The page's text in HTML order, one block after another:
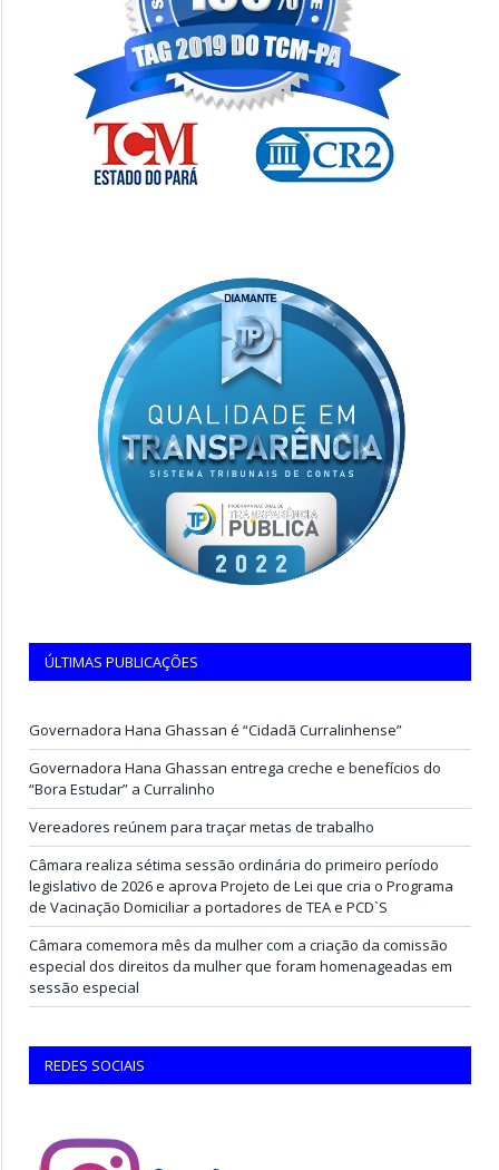
ÚLTIMAS PUBLICAÇÕES
Governadora Hana Ghassan é “Cidadã Curralinhense”
Governadora Hana Ghassan entrega creche e benefícios do
“Bora Estudar” a Curralinho
Vereadores reúnem para traçar metas de trabalho
Câmara realiza sétima sessão ordinária do primeiro período
legislativo de 2026 e aprova Projeto de Lei que cria o Programa
de Vacinação Domiciliar a portadores de TEA e PCD`S
Câmara comemora mês da mulher com a criação da comissão
especial dos direitos da mulher que foram homenageadas em
sessão especial
REDES SOCIAIS